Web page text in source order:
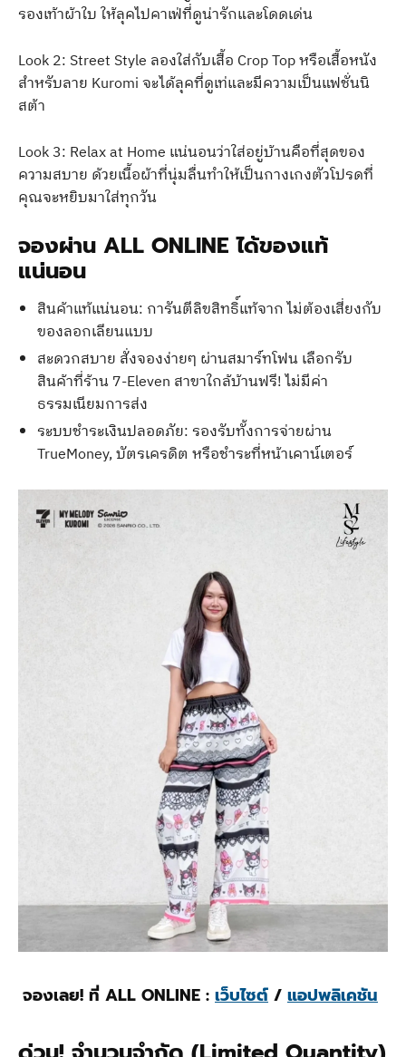
รองเท้าผ้าใบ ให้ลุคไปคาเฟ่ที่ดูน่ารักและโดดเด่น
Look 2: Street Style ลองใส่กับเสื้อ Crop Top หรือเสื้อหนัง
สำหรับลาย Kuromi จะได้ลุคที่ดูเท่และมีความเป็นแฟชั่นนิ
สต้า
Look 3: Relax at Home แน่นอนว่าใส่อยู่บ้านคือที่สุดของ
ความสบาย ด้วยเนื้อผ้าที่นุ่มลื่นทำให้เป็นกางเกงตัวโปรดที่
คุณจะหยิบมาใส่ทุกวัน
จองผ่าน ALL ONLINE ได้ของแท้
แน่นอน
สินค้าแท้แน่นอน: การันตีลิขสิทธิ์แท้จาก ไม่ต้องเสี่ยงกับ
ของลอกเลียนแบบ
สะดวกสบาย สั่งจองง่ายๆ ผ่านสมาร์ทโฟน เลือกรับ
สินค้าที่ร้าน 7-Eleven สาขาใกล้บ้านฟรี! ไม่มีค่า
ธรรมเนียมการส่ง
ระบบชำระเงินปลอดภัย: รองรับทั้งการจ่ายผ่าน
TrueMoney, บัตรเครดิต หรือชำระที่หน้าเคาน์เตอร์
จองเลย! ที่ ALL ONLINE : เว็บไซต์ / แอปพลิเคชัน